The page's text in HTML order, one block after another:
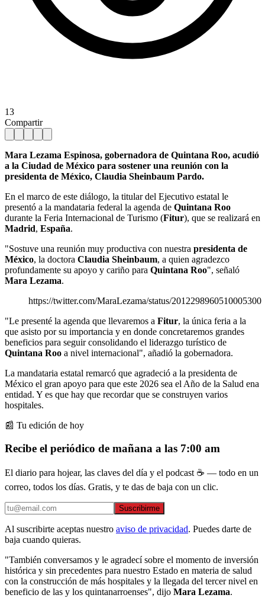
13
Compartir
Mara Lezama Espinosa, gobernadora de Quintana Roo, acudió
a la Ciudad de México para sostener una reunión con la
presidenta de México, Claudia Sheinbaum Pardo.
En el marco de este diálogo, la titular del Ejecutivo estatal le
presentó a la mandataria federal la agenda de Quintana Roo
durante la Feria Internacional de Turismo (Fitur), que se realizará en
Madrid, España.
"Sostuve una reunión muy productiva con nuestra presidenta de
México, la doctora Claudia Sheinbaum, a quien agradezco
profundamente su apoyo y cariño para Quintana Roo", señaló
Mara Lezama.
https://twitter.com/MaraLezama/status/2012298960510005300
"Le presenté la agenda que llevaremos a Fitur, la única feria a la
que asisto por su importancia y en donde concretaremos grandes
beneficios para seguir consolidando el liderazgo turístico de
Quintana Roo a nivel internacional", añadió la gobernadora.
La mandataria estatal remarcó que agradeció a la presidenta de
México el gran apoyo para que este 2026 sea el Año de la Salud ena
entidad. Y es que hay que recordar que se construyen varios
hospitales.
📰 Tu edición de hoy
Recibe el periódico de mañana a las 7:00 am
El diario para hojear, las claves del día y el podcast ☕ — todo en un
correo, todos los días. Gratis, y te das de baja con un clic.
Suscribirme
Al suscribirte aceptas nuestro aviso de privacidad. Puedes darte de
baja cuando quieras.
"También conversamos y le agradecí sobre el momento de inversión
histórica y sin precedentes para nuestro Estado en materia de salud
con la construcción de más hospitales y la llegada del tercer nivel en
beneficio de las y los quintanarroenses", dijo Mara Lezama.